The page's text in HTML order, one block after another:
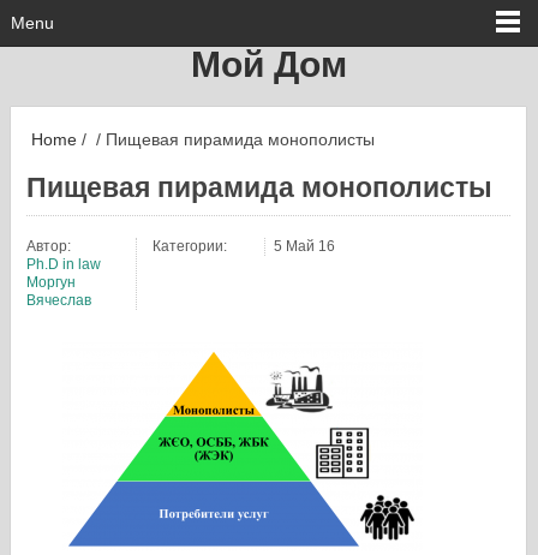
Menu
Мой Дом
Home / / Пищевая пирамида монополисты
Пищевая пирамида монополисты
Автор:
Ph.D in law
Моргун
Вячеслав
Категории: 5 Май 16